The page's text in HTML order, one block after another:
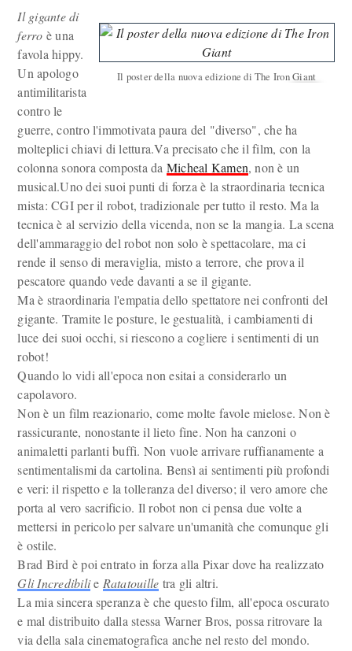
Il poster della nuova edizione di The Iron Giant
Il gigante di
ferro è una
favola hippy.
Un apologo
antimilitarista
contro le
guerre, contro l'immotivata paura del "diverso", che ha
molteplici chiavi di lettura.Va precisato che il film, con la
colonna sonora composta da Micheal Kamen, non è un
musical.Uno dei suoi punti di forza è la straordinaria tecnica
mista: CGI per il robot, tradizionale per tutto il resto. Ma la
tecnica è al servizio della vicenda, non se la mangia. La scena
dell'ammaraggio del robot non solo è spettacolare, ma ci
rende il senso di meraviglia, misto a terrore, che prova il
pescatore quando vede davanti a se il gigante.
Ma è straordinaria l'empatia dello spettatore nei confronti del
gigante. Tramite le posture, le gestualità, i cambiamenti di
luce dei suoi occhi, si riescono a cogliere i sentimenti di un
robot!
Quando lo vidi all'epoca non esitai a considerarlo un
capolavoro.
Non è un film reazionario, come molte favole mielose. Non è
rassicurante, nonostante il lieto fine. Non ha canzoni o
animaletti parlanti buffi. Non vuole arrivare ruffianamente a
sentimentalismi da cartolina. Bensì ai sentimenti più profondi
e veri: il rispetto e la tolleranza del diverso; il vero amore che
porta al vero sacrificio. Il robot non ci pensa due volte a
mettersi in pericolo per salvare un'umanità che comunque gli
è ostile.
Brad Bird è poi entrato in forza alla Pixar dove ha realizzato
Gli Incredibilie Ratatouille tra gli altri.
La mia sincera speranza è che questo film, all'epoca oscurato
e mal distribuito dalla stessa Warner Bros, possa ritrovare la
via della sala cinematografica anche nel resto del mondo.